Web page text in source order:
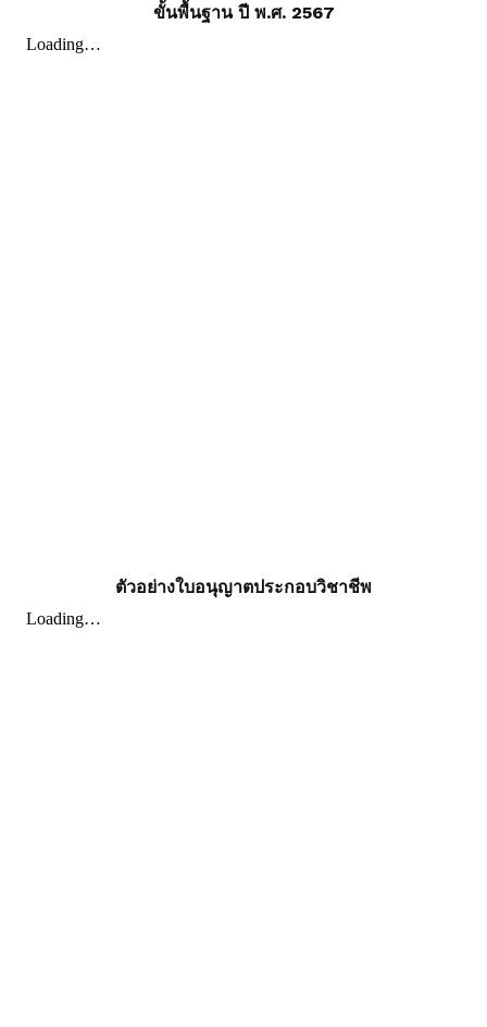
ขั้นพื้นฐาน ปี พ.ศ. 2567
ตัวอย่างใบอนุญาตประกอบวิชาชีพ